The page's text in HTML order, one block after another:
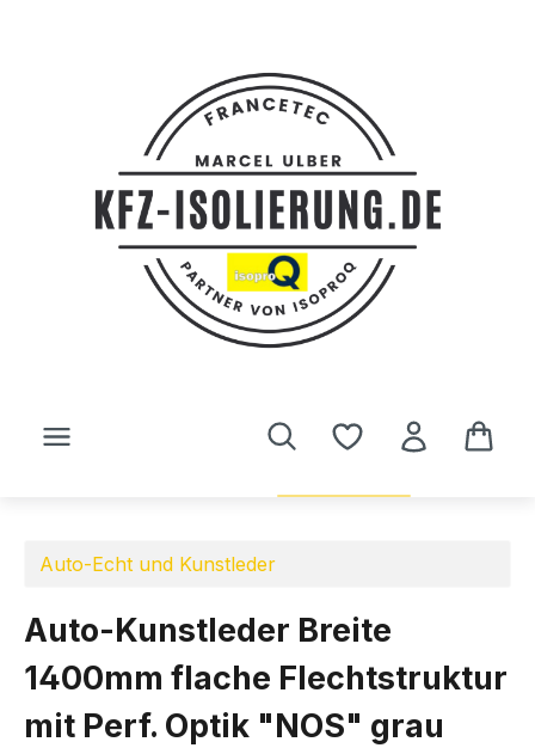
Auto-Echt und Kunstleder
Auto-Kunstleder Breite
1400mm flache Flechtstruktur
mit Perf. Optik "NOS" grau